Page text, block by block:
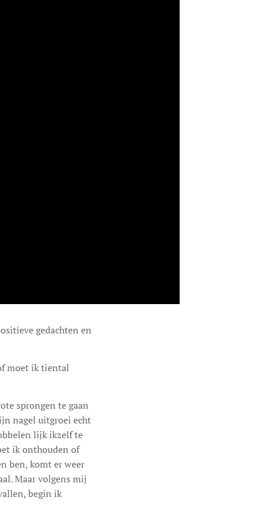
gedachten en
moet ik tiental
sprongen te gaan
nagel uitgroei echt
lijk ikzelf te
ik onthouden of
ben, komt er weer
Maar volgens mij
begin ik